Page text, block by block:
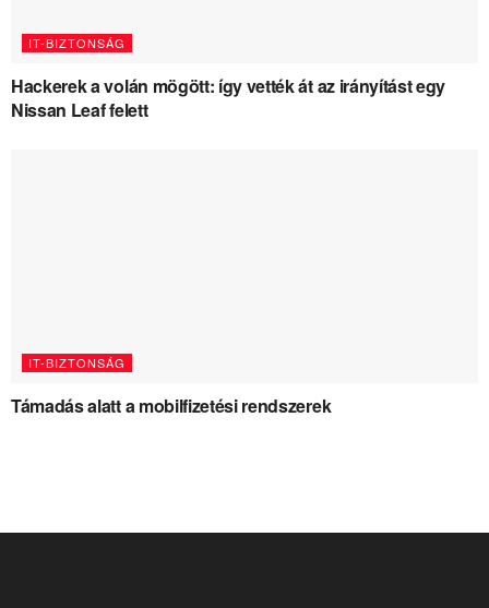
IT-BIZTONSÁG
Hackerek a volán mögött: így vették át az irányítást egy
Nissan Leaf felett
IT-BIZTONSÁG
Támadás alatt a mobilfizetési rendszerek